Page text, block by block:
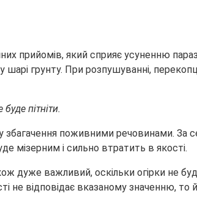
прийомів, який сприяє усуненню
грунту. При розпушуванні,
пітніти.
збагачення поживними речовинами.
мізерним і сильно втратить в якості.
дуже важливий, оскільки огірки не
не відповідає вказаному значенню,